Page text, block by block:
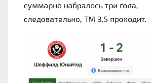
суммарно набралось три гола,
следовательно, ТМ 3.5 проходит.